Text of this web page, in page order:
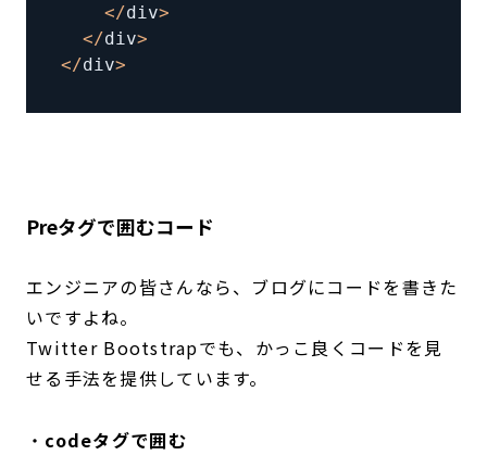
</div>
</div>
</div>
Preタグで囲むコード
エンジニアの皆さんなら、ブログにコードを書きた
いですよね。
Twitter Bootstrapでも、かっこ良くコードを見
せる手法を提供しています。
・ codeタグで囲む